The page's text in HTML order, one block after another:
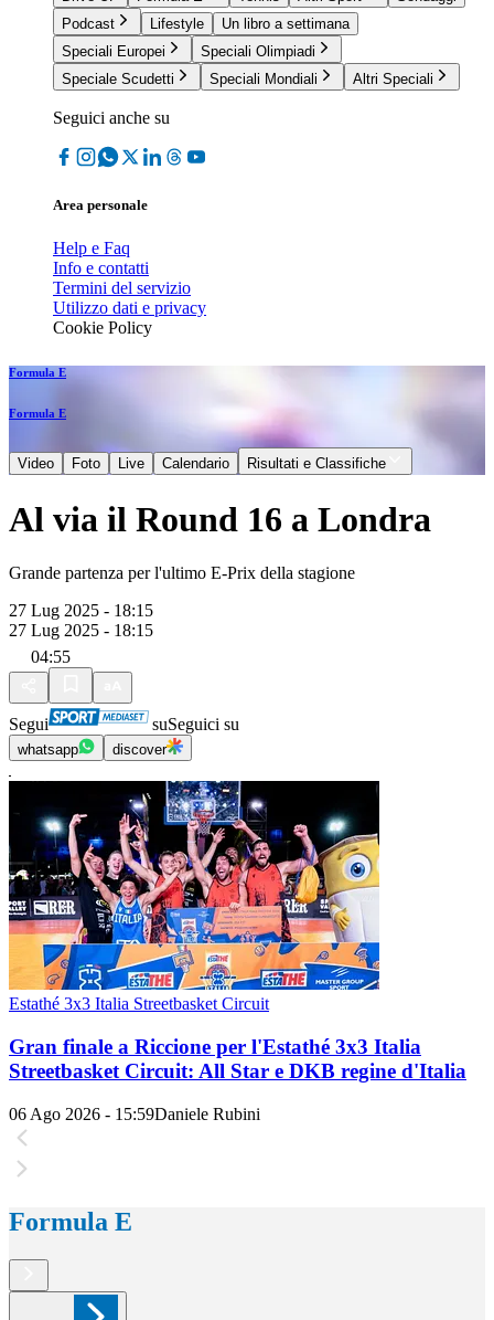
Podcast
Lifestyle
Un libro a settimana
Speciali Europei
Speciali Olimpiadi
Speciale Scudetti
Speciali Mondiali Altri Speciali
Seguici anche su
Area personale
Help e Faq
Info e contatti
Termini del servizio
Utilizzo dati e privacy
Cookie Policy
Formula E
Formula E
Video Foto Live Calendario Risultati e Classifiche
Al via il Round 16 a Londra
Grande partenza per l'ultimo E-Prix della stagione
27 Lug 2025 - 18:15
27 Lug 2025 - 18:15
04:55
Segui suSeguici su
whatsapp discover
Estathé 3x3 Italia Streetbasket Circuit
Gran finale a Riccione per l'Estathé 3x3 Italia
Streetbasket Circuit: All Star e DKB regine d'Italia
06 Ago 2026 - 15:59Daniele Rubini
Formula E